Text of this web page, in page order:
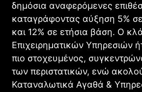
δημόσια αναφερόμενες
καταγράφοντας αύξηση 5%
και 12% σε ετήσια βάση. Ο
Επιχειρηματικών Υπηρεσιών
πιο στοχευμένος,
των περιστατικών, ενώ
Καταναλωτικά Αγαθά &